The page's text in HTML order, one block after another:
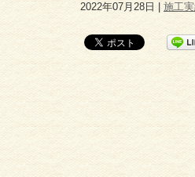
2022年07月28日 | 施工